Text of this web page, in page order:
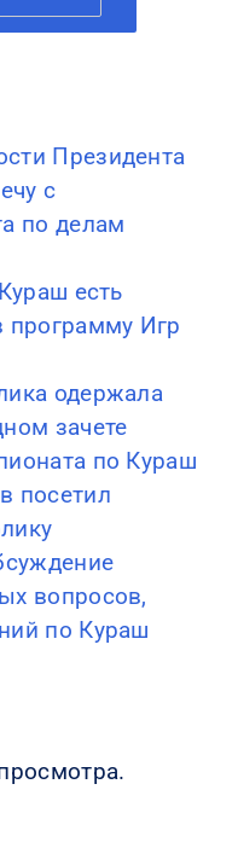
Президента
с
по делам
есть
Игр
одержала
зачете
по Кураш
посетил
вопросов,
по Кураш